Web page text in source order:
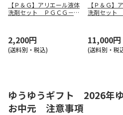
【Ｐ＆Ｇ】アリエール液体
洗剤セット ＰＧＣＧ－２
2,200円
(送料別・税込)
【Ｐ＆Ｇ】
洗剤セット
11,000円
(送料別・税
ゆうゆうギフト 2026年
お中元 注意事項